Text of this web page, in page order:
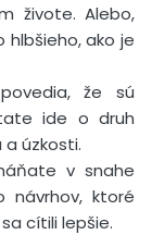
živote. Alebo,
hlbšieho, ako je
že sú
ide o druh
úzkosti.
v snahe
návrhov, ktoré
cítili lepšie.